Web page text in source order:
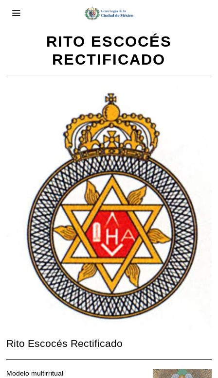
RITO ESCOCÉS
RECTIFICADO
Rito Escocés Rectificado
Modelo multirritual